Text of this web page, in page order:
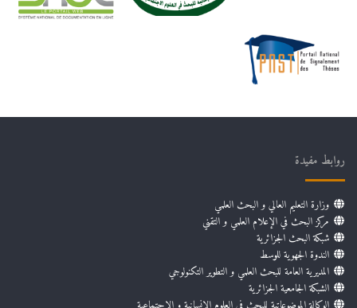
روابط مفيدة
وزارة التعليم العالي و البحث العلمي
مركز البحث في الإعلام العلمي و التقني
شبكة البحث الجزائرية
الندوة الجهوية للوسط
المديرية العامة للبحث العلمي و التطوير التكنولوجي
الشبكة الجامعية الجزائرية